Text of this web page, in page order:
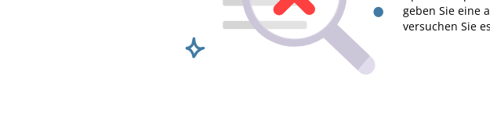
geben Sie eine
versuchen Sie